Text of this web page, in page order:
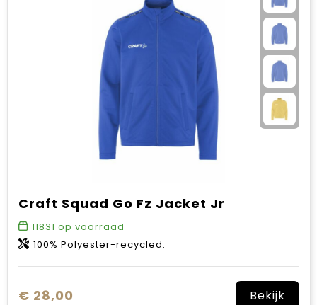
Verjaardagen
Voetbal, EK en WK
Voor de bouw
Zomergeschenken
Craft Squad Go Fz Jacket Jr
11831 op voorraad
100% Polyester-recycled.
€ 28,00 Bekijk